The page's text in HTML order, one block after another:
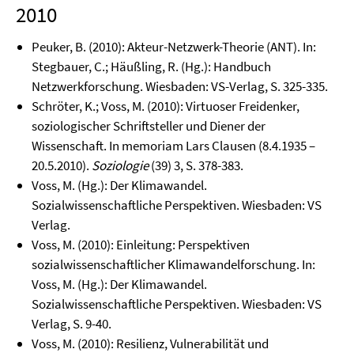
2010
Peuker, B. (2010): Akteur-Netzwerk-Theorie (ANT). In:
Stegbauer, C.; Häußling, R. (Hg.): Handbuch
Netzwerkforschung. Wiesbaden: VS-Verlag, S. 325-335.
Schröter, K.; Voss, M. (2010): Virtuoser Freidenker,
soziologischer Schriftsteller und Diener der
Wissenschaft. In memoriam Lars Clausen (8.4.1935 –
20.5.2010). Soziologie(39) 3, S. 378-383.
Voss, M. (Hg.): Der Klimawandel.
Sozialwissenschaftliche Perspektiven. Wiesbaden: VS
Verlag.
Voss, M. (2010): Einleitung: Perspektiven
sozialwissenschaftlicher Klimawandelforschung. In:
Voss, M. (Hg.): Der Klimawandel.
Sozialwissenschaftliche Perspektiven. Wiesbaden: VS
Verlag, S. 9-40.
Voss, M. (2010): Resilienz, Vulnerabilität und